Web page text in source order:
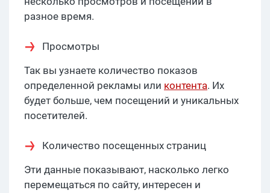
разное время.
Просмотры
Так вы узнаете количество показов
определенной рекламы или контента. Их
будет больше, чем посещений и уникальных
посетителей.
Количество посещенных страниц
Эти данные показывают, насколько легко
перемещаться по сайту, интересен и